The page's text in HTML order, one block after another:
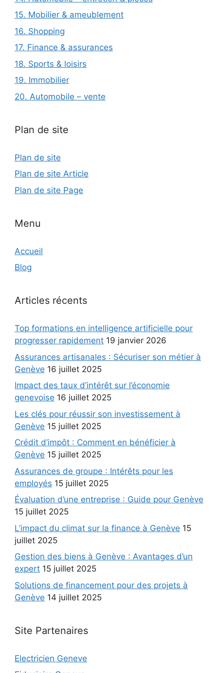
15. Mobilier & ameublement
16. Shopping
17. Finance & assurances
18. Sports & loisirs
19. Immobilier
20. Automobile – vente
Plan de site
Plan de site
Plan de site Article
Plan de site Page
Menu
Accueil
Blog
Articles récents
Top formations en intelligence artificielle pour
progresser rapidement 19 janvier 2026
Assurances artisanales : Sécuriser son métier à
Genève 16 juillet 2025
Impact des taux d’intérêt sur l’économie
genevoise 16 juillet 2025
Les clés pour réussir son investissement à
Genève 15 juillet 2025
Crédit d’impôt : Comment en bénéficier à
Genève 15 juillet 2025
Assurances de groupe : Intérêts pour les
employés 15 juillet 2025
Évaluation d’une entreprise : Guide pour Genève
15 juillet 2025
L’impact du climat sur la finance à Genève 15
juillet 2025
Gestion des biens à Genève : Avantages d’un
expert 15 juillet 2025
Solutions de financement pour des projets à
Genève 14 juillet 2025
Site Partenaires
Electricien Geneve